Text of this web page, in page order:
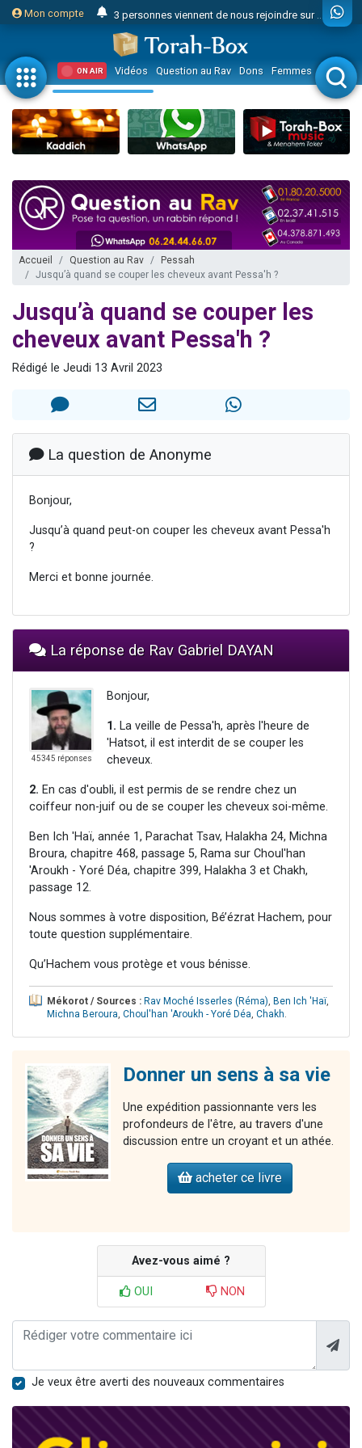
Mon compte
Odaya vient de donner son Maasser
3 personnes viennent de faire un don pour 5 jours de vacances aux Orphelins
3 personnes viennent de faire un don pour Diane, 80 ans, dans un appartement insalubre
2 personnes viennent de nous rejoindre sur WhatsApp
13 personnes viennent de demander une bénédiction
30 personnes viennent de faire un don pour Sauvez la jambe de Yohan
Il reste 49 places pour étudier en groupe sur Zoom
12 nouvelles musiques dans Torah-Box Music
3 personnes viennent de nous rejoindre sur WhatsApp
2 nouvelles musiques dans Torah-Box Music
8 personnes viennent de faire un don pour Tsédaka : pauvres d'Israel
Il reste 49 places pour étudier en groupe sur Zoom
Nathaniel vient de donner son Maasser
4 personnes viennent de nous rejoindre sur WhatsApp
ON AIR Vidéos Question au Rav Dons Femmes Enfants
Accueil Question au Rav
Pessah
Jusqu’à quand se couper les cheveux avant Pessa'h ?
Jusqu’à quand se couper les
cheveux avant Pessa'h ?
Rédigé le Jeudi 13 Avril 2023
La question de Anonyme
Bonjour,
Jusqu’à quand peut-on couper les cheveux avant Pessa'h
?
Merci et bonne journée.
La réponse de Rav Gabriel DAYAN
45345 réponses
Bonjour,
1. La veille de Pessa'h, après l'heure de
'Hatsot, il est interdit de se couper les
cheveux.
2. En cas d'oubli, il est permis de se rendre chez un
coiffeur non-juif ou de se couper les cheveux soi-même.
Ben Ich 'Haï, année 1, Parachat Tsav, Halakha 24, Michna
Broura, chapitre 468, passage 5, Rama sur Choul'han
'Aroukh - Yoré Déa, chapitre 399, Halakha 3 et Chakh,
passage 12.
Nous sommes à votre disposition, Bé’ézrat Hachem, pour
toute question supplémentaire.
Qu’Hachem vous protège et vous bénisse.
Mékorot / Sources : Rav Moché Isserles (Réma), Ben Ich 'Haï,
Michna Beroura, Choul'han 'Aroukh - Yoré Déa, Chakh.
Donner un sens à sa vie
Une expédition passionnante vers les
profondeurs de l'être, au travers d'une
discussion entre un croyant et un athée.
acheter ce livre
Avez-vous aimé ?
OUI NON
Je veux être averti des nouveaux commentaires